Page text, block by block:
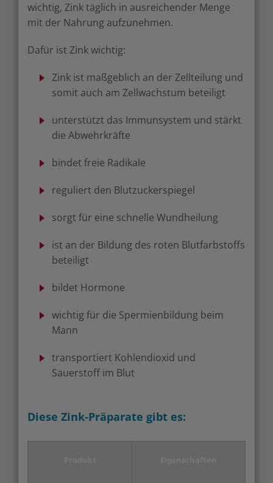
wichtig, Zink täglich in ausreichender Menge
mit der Nahrung aufzunehmen.
Dafür ist Zink wichtig:
Zink ist maßgeblich an der Zellteilung und
somit auch am Zellwachstum beteiligt
unterstützt das Immunsystem und stärkt
die Abwehrkräfte
bindet freie Radikale
reguliert den Blutzuckerspiegel
sorgt für eine schnelle Wundheilung
ist an der Bildung des roten Blutfarbstoffs
beteiligt
bildet Hormone
wichtig für die Spermienbildung beim
Mann
transportiert Kohlendioxid und
Sauerstoff im Blut
Diese Zink-Präparate gibt es: